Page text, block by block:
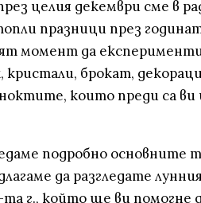
целия декември сме в
празници през
момент да
кристали, брокат,
които преди са ви
подробно основните
да разгледате
та г., който ще ви помогне